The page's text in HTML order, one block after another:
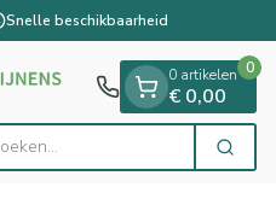
Snelle beschikbaarheid
Zoek
0 artikelen
€ 0,00
0